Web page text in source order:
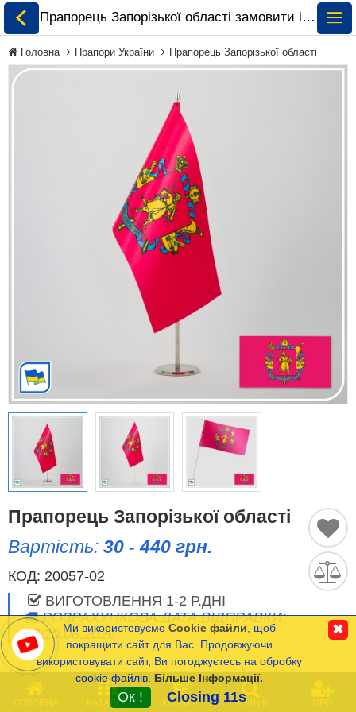
Прапори України
Прапори Світу за
Прапори Міжнародних
Історичні Прапори
Спортивні Прапори
Етнічні Прапори
Прапори США (штатів)
Інші прапори
Порівняти
Список
(0)
Часті Питання (FAQ)
Оплата та Доставка
ГОЛОВНА КАТАЛОГ
0
КОШИК ПОШУК INFO
Прапорець Запорізької області замовити і купити 🏁 ePrapor.com.ua
Головна Прапори України Прапорець Запорізької області
Прапорець Запорізької області
Вартість: 30 - 440 грн.
КОД: 20057-02
ВИГОТОВЛЕННЯ 1-2 Р.ДНІ
РОЗРАХУНКОВА ДАТА ВІДПРАВКИ:
07/10.08.2026
Мінімальна сума замовлення на сайті- 120 грн.
* Вартість прапорців з Габардину та Атласу
Ми використовуємо Cookie файли , щоб
покращити сайт для Вас. Продовжуючи
використовувати сайт, Ви погоджуєтесь на обробку
cookie файлів. Більше Інформації.
Ок ! Closing 11s
✖